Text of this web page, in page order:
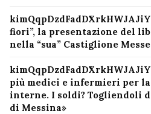
kimQqpDzdFadDXrkHWJAJiY
fiori”, la presentazione del
nella “sua” Castiglione
kimQqpDzdFadDXrkHWJAJiY
più medici e infermieri per
interne. I soldi? Togliendoli
di Messina»